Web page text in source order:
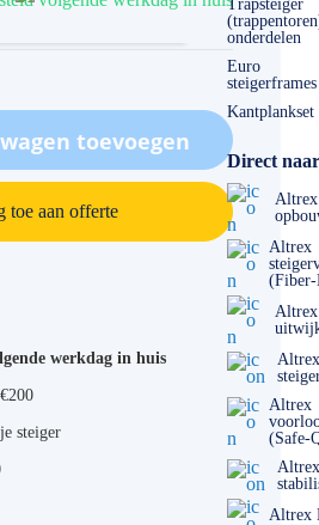
Trapsteiger
onderdelen
Euro
steigerframes
Kantplankset
Direct
Altrex
Altrex
Altrex
Altrex
Altrex
(Safe-
Altrex
Altrex
toevoegen
toe aan offerte
werkdag in huis
steiger